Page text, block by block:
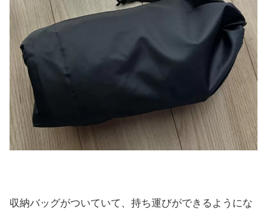
収納バッグがついていて、持ち運びができるようにな